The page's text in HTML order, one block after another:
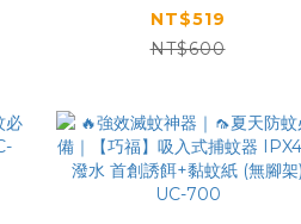
NT$519
NT$600